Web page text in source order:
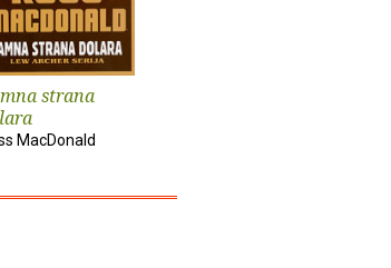
strana
MacDonald